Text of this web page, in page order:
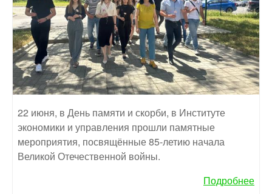
22 июня, в День памяти и скорби, в Институте
экономики и управления прошли памятные
мероприятия, посвящённые 85-летию начала
Великой Отечественной войны.
Подробнее